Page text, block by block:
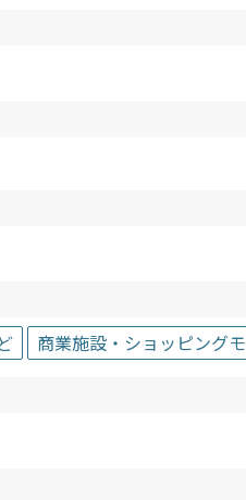
商業施設・ショッピング